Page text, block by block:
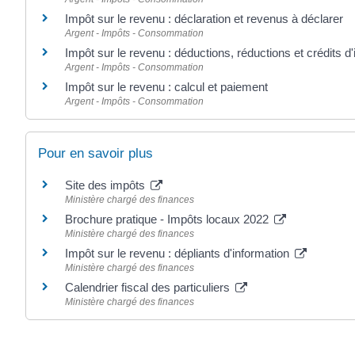
Impôt sur le revenu : déclaration et revenus à déclarer
Argent - Impôts - Consommation
Impôt sur le revenu : déductions, réductions et crédits
Argent - Impôts - Consommation
Impôt sur le revenu : calcul et paiement
Argent - Impôts - Consommation
Pour en savoir plus
Site des impôts
Ministère chargé des finances
Brochure pratique - Impôts locaux 2022
Ministère chargé des finances
Impôt sur le revenu : dépliants d'information
Ministère chargé des finances
Calendrier fiscal des particuliers
Ministère chargé des finances